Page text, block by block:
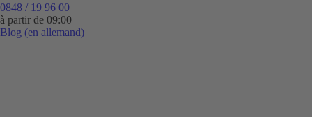
0848 / 19 96 00
à partir de 09:00
Blog (en allemand)